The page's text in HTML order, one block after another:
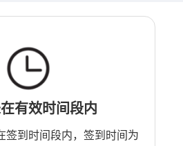
有效时间段内
签到时间段内，签到时间为